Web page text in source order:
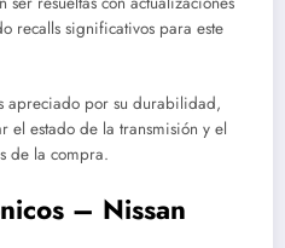
recalls significativos para este
apreciado por su durabilidad,
el estado de la transmisión y el
de la compra.
– Nissan